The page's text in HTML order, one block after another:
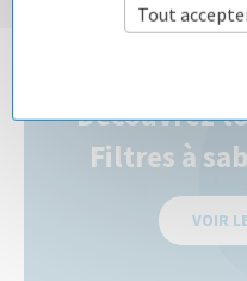
Découvrez
Filtres à
VOIR
Tout